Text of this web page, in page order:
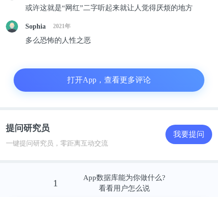
一直对着镜头喊“爱你么么哒”并飞吻，而且严重口齿
不清，吐字不清，越听越令人心酸。
而据视频里呈现的状态，他的智力水平却还像当年出
道时8岁的样子，身高也和当年一样，几乎没变。更
子查看有没有针眼，小马云本人则毫无反应。
来。要知道，网络记忆中、镜头里的小马云，总是处
处表现出老板派头，吃大餐坐飞机住豪宅，有漂亮的
或许这就是“网红”二字听起来就让人觉得厌烦的地方
Sophia 2021年
多么恐怖的人性之恶
打开App，查看更多评论
提问研究员
一键提问研究员，零距离互动交流
我要提问
1
App数据库能为你做什么?
看看用户怎么说